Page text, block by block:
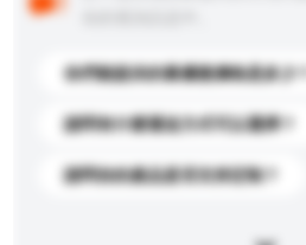
你們能提供的最優惠價格是多少？
請問有什麼運送方式可以選擇？
請問你的產品是否支持定制？